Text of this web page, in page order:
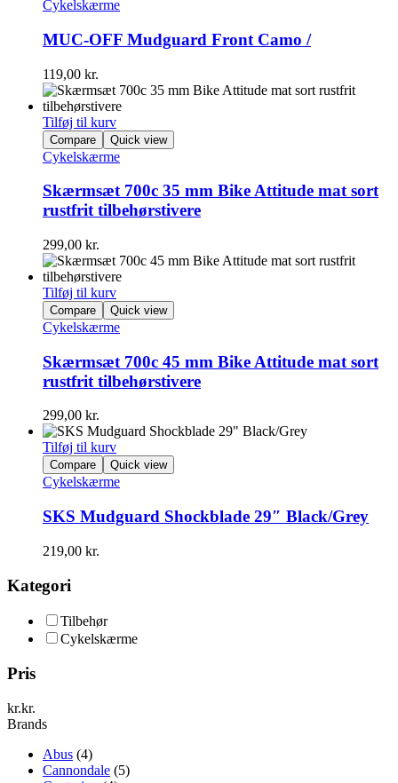
Cykelskærme
MUC-OFF Mudguard Front Camo /
119,00 kr.
Tilføj til kurv
Compare Quick view
Cykelskærme
Skærmsæt 700c 35 mm Bike Attitude mat sort
rustfrit tilbehørstivere
299,00 kr.
Tilføj til kurv
Compare Quick view
Cykelskærme
Skærmsæt 700c 45 mm Bike Attitude mat sort
rustfrit tilbehørstivere
299,00 kr.
Tilføj til kurv
Compare Quick view
Cykelskærme
SKS Mudguard Shockblade 29″ Black/Grey
219,00 kr.
Kategori
Tilbehør
Cykelskærme
Pris
kr.kr.
Brands
Abus (4)
Cannondale (5)